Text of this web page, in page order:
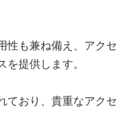
性も兼ね備え、アクセ
提供します。
ており、貴重なアクセ